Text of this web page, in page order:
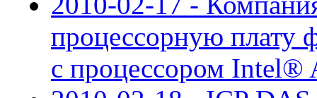
процессорную плату
с процессором